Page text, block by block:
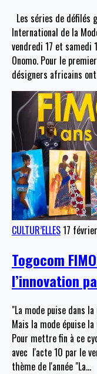
Les séries de défilés
International de la
vendredi 17 et
Onomo. Pour le
désigners africains ont
CULTUR’ELLES17
Togocom
l’innovation
"La mode puise dans
Mais la mode épuise
Pour mettre fin à ce
avec l'acte 10 par le
thème de l'année "La…